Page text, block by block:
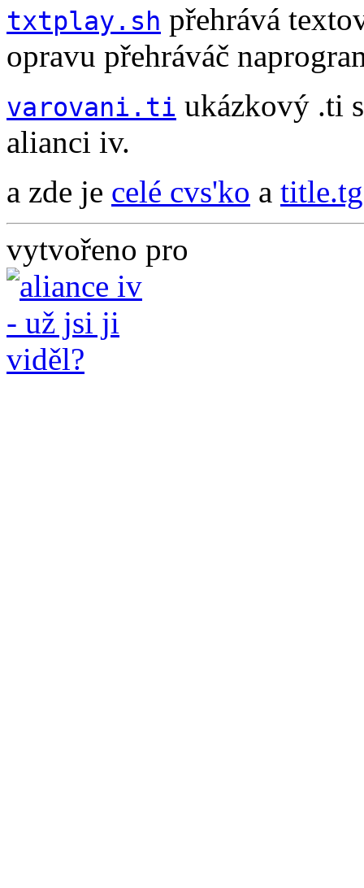
txtplay.sh přehrává
opravu přehráváč
varovani.ti ukázkový .ti
alianci iv.
a zde je celé cvs'ko a
vytvořeno pro